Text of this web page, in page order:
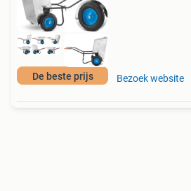
De beste prijs Bezoek website